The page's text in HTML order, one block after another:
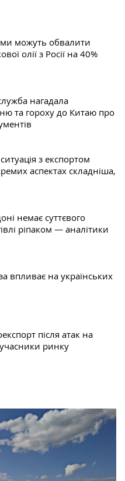
можуть обвалити
олії з Росії на 40%
нагадала
та гороху до Китаю про
з експортом
аспектах складніша,
немає суттєвого
ріпаком — аналітики
впливає на українських
після атак на
ринку